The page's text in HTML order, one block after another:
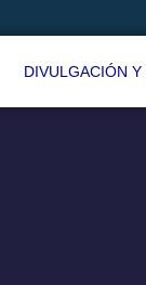
DIVULGACIÓN